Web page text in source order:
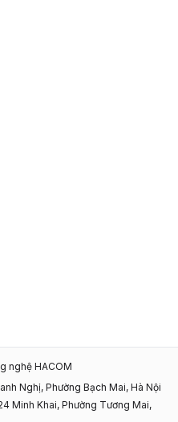
nghệ HACOM
Nghị, Phường Bạch Mai, Hà Nội
Minh Khai, Phường Tương Mai,